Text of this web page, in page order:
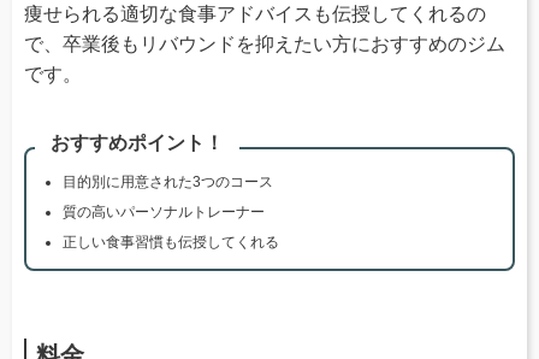
痩せられる適切な食事アドバイスも伝授してくれるの
で、卒業後もリバウンドを抑えたい方におすすめのジム
です。
おすすめポイント！
目的別に用意された3つのコース
質の高いパーソナルトレーナー
正しい食事習慣も伝授してくれる